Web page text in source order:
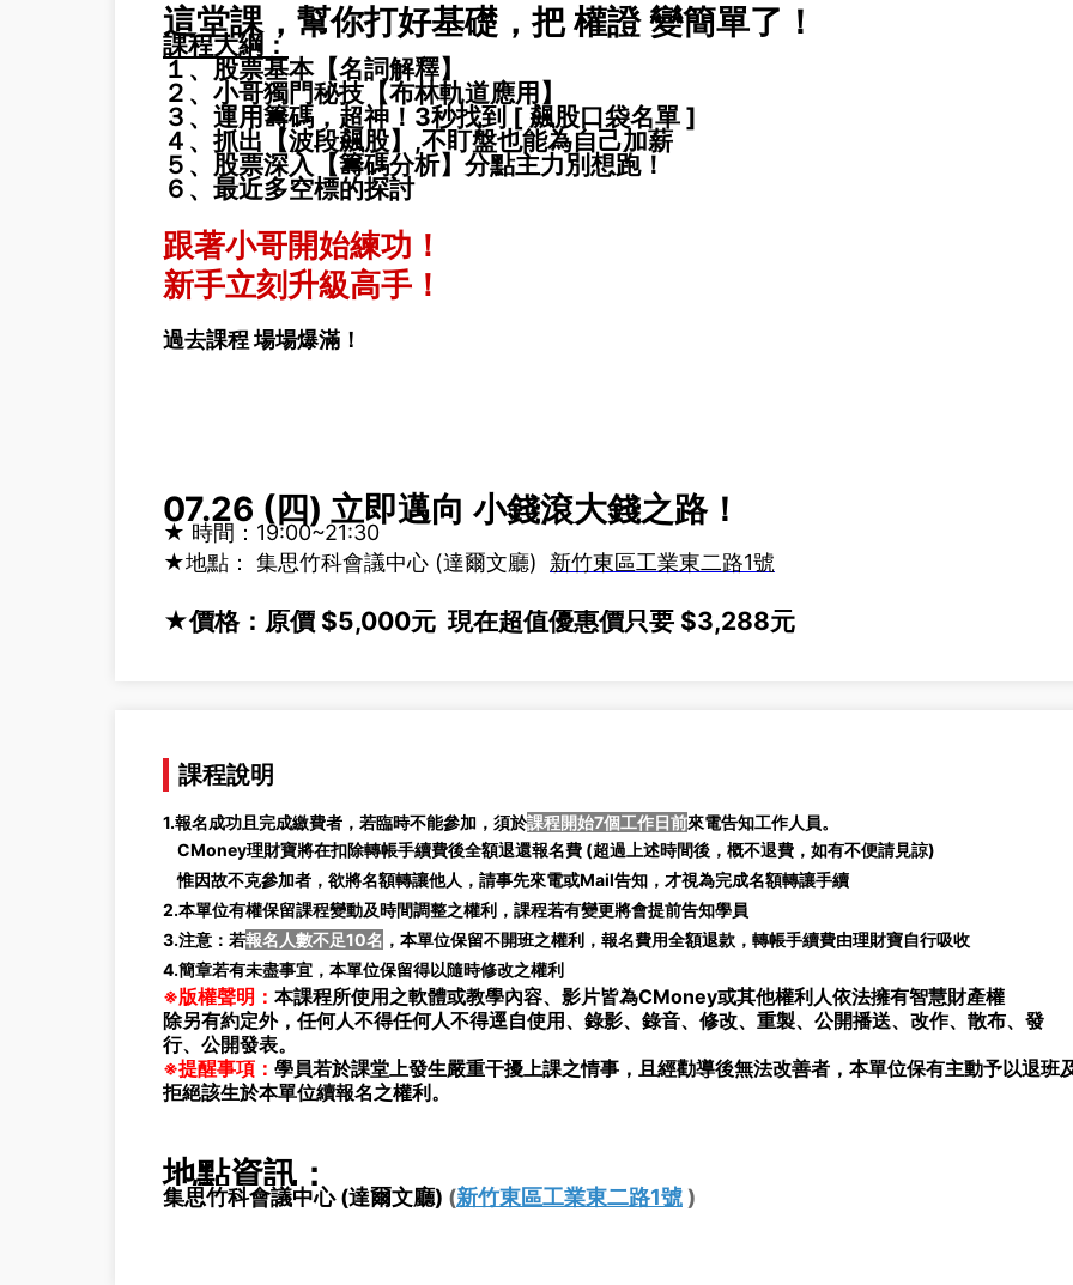
這堂課，幫你打好基礎，把 權證 變簡單了！
課程大綱：
１、股票基本【名詞解釋】
２、 小哥獨門秘技【布林軌道應用】
３、運用籌碼，超神！3秒找到 [ 飆股口袋名單 ]
４、抓出【波段飆股】,不盯盤也能為自己加薪
５、股票深入【籌碼分析】分點主力別想跑！
６、最近多空標的探討
跟著小哥開始練功！
新手立刻升級高手！
過去課程 場場爆滿！
07.26 (四) 立即邁向 小錢滾大錢之路！
★ 時間：19:00~21:30
★地點：
集思竹科會議中心 (達爾文廳) 新竹東區工業東二路1號
★價格：原價 $5,000元 現在超值優惠價只要 $3,288元
課程說明
1.報名成功且完成繳費者，若臨時不能參加，須於課程開始7個工作日前來電告知工作人員。
CMoney理財寶將在扣除轉帳手續費後全額退還報名費 (超過上述時間後，概不退費，如有不便請見諒)
惟因故不克參加者，欲將名額轉讓他人，請事先來電或Mail告知，才視為完成名額轉讓手續
2.本單位有權保留課程變動及時間調整之權利，課程若有變更將會提前告知學員
3.注意：若報名人數不足10名 ，本單位保留不開班之權利，報名費用全額退款，轉帳手續費由理財寶自行吸收
4.簡章若有未盡事宜，本單位保留得以隨時修改之權利
※版權聲明： 本課程所使用之軟體或教學內容、影片皆為CMoney或其他權利人依法擁有智慧財產權
除另有約定外，任何人不得任何人不得逕自使用、錄影、錄音、修改、重製、公開播送、改作、散布、發
行、公開發表。
※提醒事項： 學員若於課堂上發生嚴重干擾上課之情事，且經勸導後無法改善者，本單位保有主動予以退班
拒絕該生於本單位續報名之權利。
地點資訊：
集思竹科會議中心 (達爾文廳) (新竹東區工業東二路1號 )